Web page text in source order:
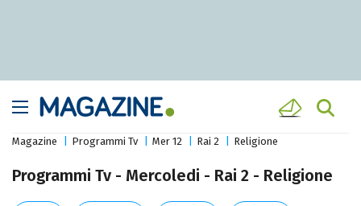
Magazine Programmi Tv Mer 12 Rai 2 Religione
Programmi Tv - Mercoledi - Rai 2 - Religione